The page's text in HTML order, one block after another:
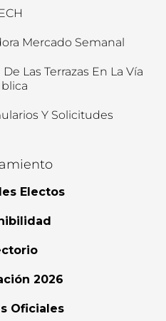
Mercado Semanal
Las Terrazas En La Vía
Y Solicitudes
Electos
2026
Oficiales